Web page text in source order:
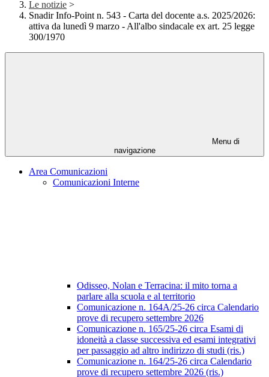
Le notizie >
Snadir Info-Point n. 543 - Carta del docente a.s. 2025/2026:
attiva da lunedì 9 marzo - All'albo sindacale ex art. 25 legge
300/1970
Menu di
navigazione
Area Comunicazioni
Comunicazioni Interne
Odisseo, Nolan e Terracina: il mito torna a
parlare alla scuola e al territorio
Comunicazione n. 164A/25-26 circa Calendario
prove di recupero settembre 2026
Comunicazione n. 165/25-26 circa Esami di
idoneità a classe successiva ed esami integrativi
per passaggio ad altro indirizzo di studi (ris.)
Comunicazione n. 164/25-26 circa Calendario
prove di recupero settembre 2026 (ris.)